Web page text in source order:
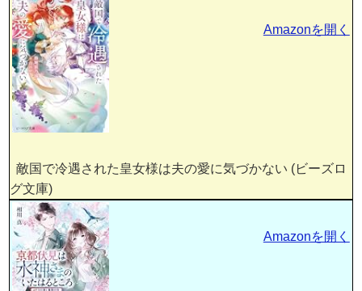
敵国で冷遇された皇女様は夫の愛に気づかない (ビーズロ
グ文庫)
Amazonを開く
Amazonを開く